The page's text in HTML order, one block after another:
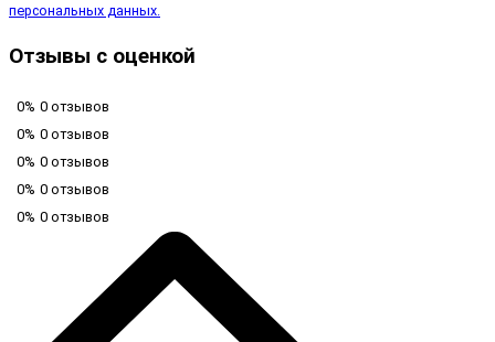
персональных данных.
Отзывы с оценкой
0% 0 отзывов
0% 0 отзывов
0% 0 отзывов
0% 0 отзывов
0% 0 отзывов